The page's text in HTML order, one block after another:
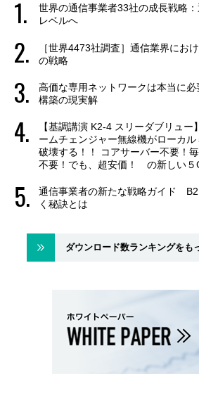
世界の通信事業者33社の成長戦略
レベルへ
［世界4473社調査］通信業界にお
の戦略
高価な専用ネットワークは本当に
構築の現実解
【基調講演 K2-4 スリーダブリュ
ームチェンジャー無線機がローカ
破壊する！！ コアサーバー不要！
不要！でも、超安価！ の新しい５
通信事業者の新たな戦略ガイド
く秘訣とは
ダウンロード数ランキングをも